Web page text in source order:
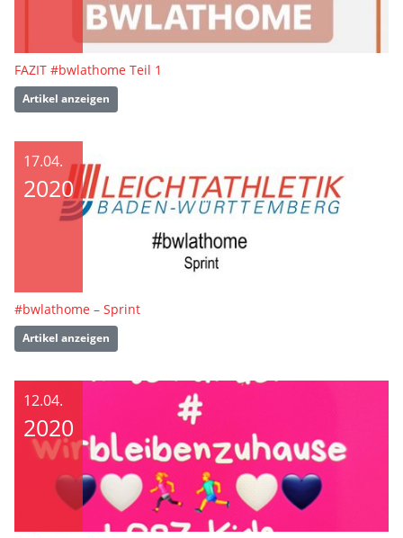
FAZIT #bwlathome Teil 1
Artikel anzeigen
17.04.
2020
#bwlathome – Sprint
Artikel anzeigen
12.04.
2020